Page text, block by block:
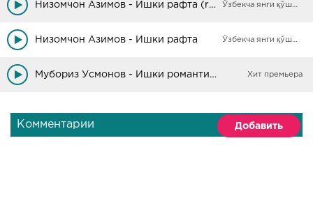
Низомчон Азимов - Ишки рафта (remix) Ўзбекча янги қўшиқлар
Низомчон Азимов - Ишки рафта Ўзбекча янги қўшиқлар
Мубориз Усмонов - Ишки романтики Хит премьера
Комментарии Добавить